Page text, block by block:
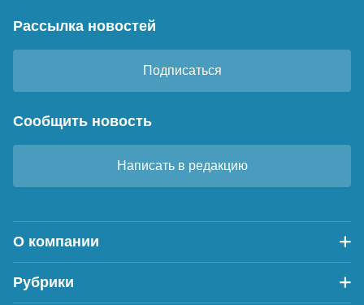
Рассылка новостей
Подписаться
Сообщить новость
Написать в редакцию
О компании
Рубрики